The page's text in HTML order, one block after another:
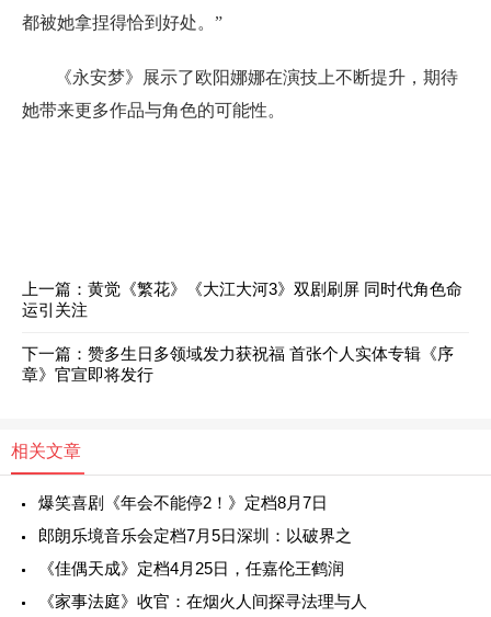
都被她拿捏得恰到好处。”
《永安梦》展示了欧阳娜娜在演技上不断提升，期待
她带来更多作品与角色的可能性。
上一篇：黄觉《繁花》《大江大河3》双剧刷屏 同时代角色命
运引关注
下一篇：赞多生日多领域发力获祝福 首张个人实体专辑《序
章》官宣即将发行
相关文章
爆笑喜剧《年会不能停2！》定档8月7日
郎朗乐境音乐会定档7月5日深圳：以破界之
《佳偶天成》定档4月25日，任嘉伦王鹤润
《家事法庭》收官：在烟火人间探寻法理与人